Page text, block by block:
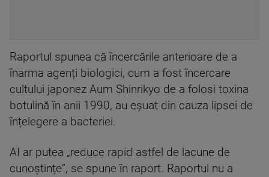
Raportul spunea că încercările anterioare de a
înarma agenți biologici, cum a fost încercare
cultului japonez Aum Shinrikyo de a folosi toxina
botulină în anii 1990, au eșuat din cauza lipsei de
înțelegere a bacteriei.
AI ar putea „reduce rapid astfel de lacune de
cunoștințe”, se spune în raport. Raportul nu a